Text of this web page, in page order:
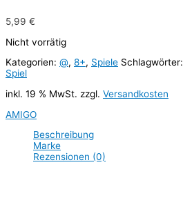
5,99 €
Nicht vorrätig
Kategorien: @, 8+, Spiele Schlagwörter:
Spiel
inkl. 19 % MwSt. zzgl. Versandkosten
AMIGO
Beschreibung
Marke
Rezensionen (0)